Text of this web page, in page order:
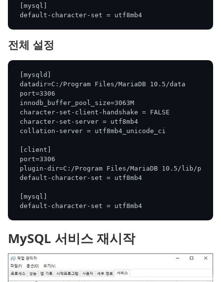
[mysql]
default-character-set = utf8mb4
전체 설정
[mysqld]
datadir=C:/Program Files/MariaDB 10.5/data
port=3306
innodb_buffer_pool_size=3063M
character-set-client-handshake = FALSE
character-set-server = utf8mb4
collation-server = utf8mb4_unicode_ci
[client]
port=3306
plugin-dir=C:/Program Files/MariaDB 10.5/lib/plugin
default-character-set = utf8mb4
[mysql]
default-character-set = utf8mb4
MySQL 서비스 재시작